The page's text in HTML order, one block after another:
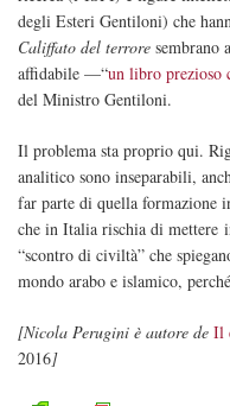
degli Esteri Gentiloni) che
Califfato del terrore sembrano
affidabile —“un libro prezioso
del Ministro Gentiloni.
Il problema sta proprio qui.
analitico sono inseparabili,
far parte di quella formazione
che in Italia rischia di mettere
“scontro di civiltà” che
mondo arabo e islamico,
[Nicola Perugini è autore de Il
2016]